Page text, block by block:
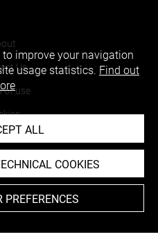
Us
of use
non compliant
improve your navigation
usage statistics. Find out
ALL
COOKIES
PREFERENCES